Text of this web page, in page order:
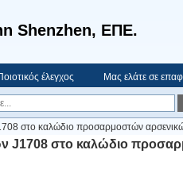
Shenzhen, ΕΠΕ.
έλεγχος Μας ελάτε σε
στο καλώδιο προσαρμοστών
J1708 στο καλώδιο